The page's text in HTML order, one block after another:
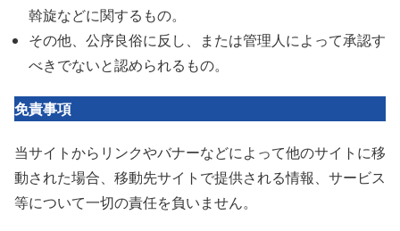
斡旋などに関するもの。
その他、公序良俗に反し、または管理人によって承認す
べきでないと認められるもの。
免責事項
当サイトからリンクやバナーなどによって他のサイトに移
動された場合、移動先サイトで提供される情報、サービス
等について一切の責任を負いません。